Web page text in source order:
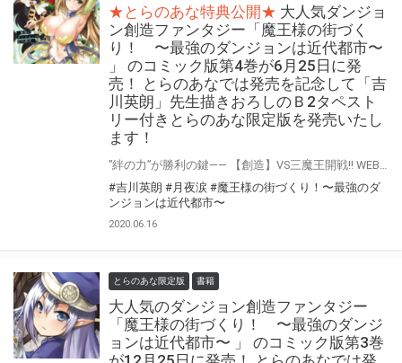
★とらのあな特典公開★ 大人気ダンジョ
ン創造ファンタジー「魔王様の街づく
り！ 〜最強のダンジョンは近代都市〜
」 のコミック版第4巻が6月25日に発
売！ とらのあなでは発売を記念して「吉
川英朗」先生描きおろしのＢ2タペスト
リー付きとらのあな限定版を発売いたし
ます！
#吉川英朗 #月夜涙 #魔王様の街づくり！〜最強のダ
ンジョンは近代都市〜
2020.06.16
とらのあな限定版 書籍
大人気のダンジョン創造ファンタジー
「魔王様の街づくり！ 〜最強のダンジ
ョンは近代都市〜 」 のコミック版第3巻